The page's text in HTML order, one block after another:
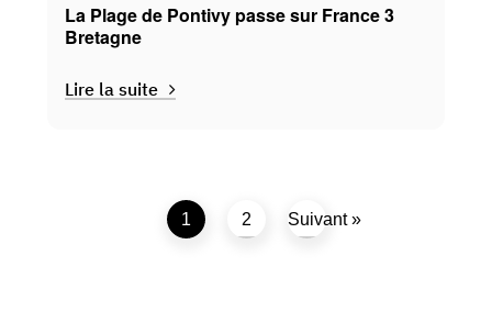
La Plage de Pontivy passe sur France 3
Bretagne
Lire la suite
1 2 Suivant »